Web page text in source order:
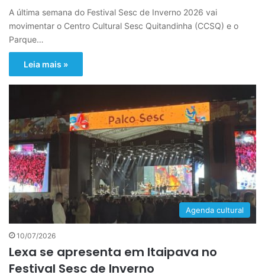
A última semana do Festival Sesc de Inverno 2026 vai
movimentar o Centro Cultural Sesc Quitandinha (CCSQ) e o
Parque…
Leia mais »
Agenda cultural
10/07/2026
Lexa se apresenta em Itaipava no
Festival Sesc de Inverno